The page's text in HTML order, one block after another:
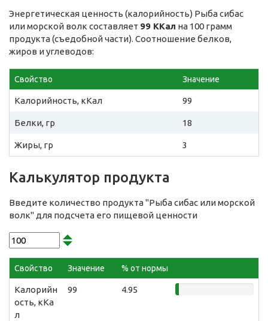
Энергетическая ценность (калорийность) Рыба сибас
или морской волк составляет 99 ККал на 100 грамм
продукта (съедобной части). Соотношение белков,
жиров и углеводов:
Свойство Значение
Калорийность, кКал 99
Белки, гр 18
Жиры, гр 3
Калькулятор продукта
Введите количество продукта "Рыба сибас или морской
волк" для подсчета его пищевой ценности
Свойство Значение % от нормы
Калорийн
ость, кКа
л
99 4.95